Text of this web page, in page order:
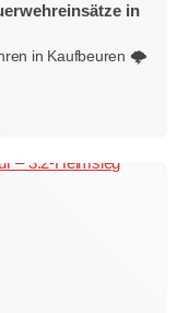
in
in Kaufbeuren 🌩️